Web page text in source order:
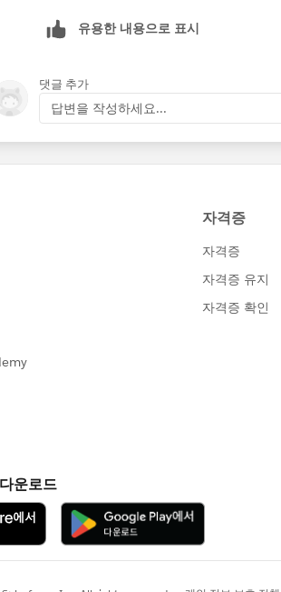
유용한 내용으로 표시
댓글 추가
답변을 작성하세요...